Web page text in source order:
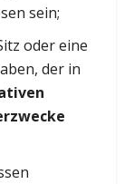
sein;
oder eine
der in